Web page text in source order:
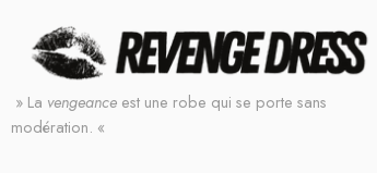
» La vengeance est une robe qui se porte sans
modération. «